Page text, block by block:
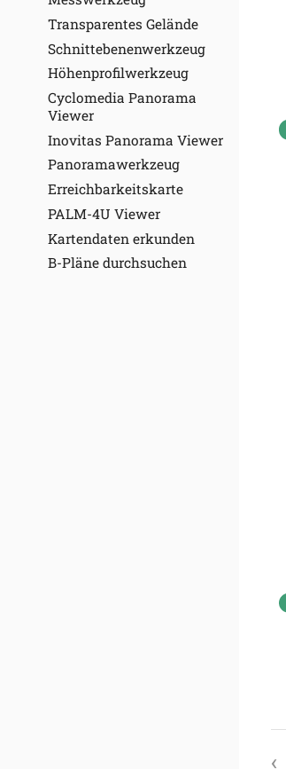
Transparentes Gelände
Schnittebenenwerkzeug
Höhenprofilwerkzeug
Cyclomedia Panorama
Viewer
Inovitas Panorama Viewer
Panoramawerkzeug
Erreichbarkeitskarte
PALM-4U Viewer
Kartendaten erkunden
B-Pläne durchsuchen